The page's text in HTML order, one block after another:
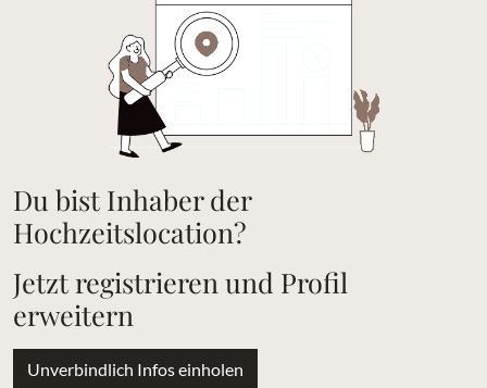
Du bist Inhaber der
Hochzeitslocation?
Jetzt registrieren und Profil
erweitern
Unverbindlich Infos einholen